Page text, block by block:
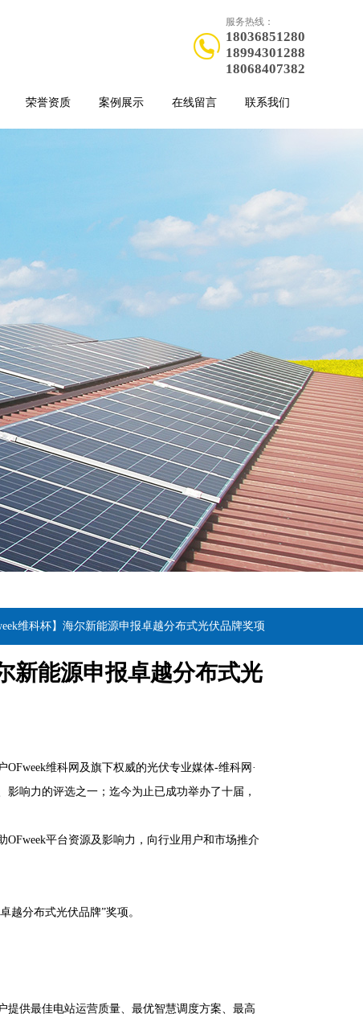
服务热线：
18036851280
18994301288
18068407382
荣誉资质 案例展示 在线留言 联系我们
维科杯】海尔新能源申报卓越分布式光伏品牌奖项
新能源申报卓越分布式光
维科网及旗下权威的光伏专业媒体-维科网·
响力的评选之一；迄今为止已成功举办了十届，
平台资源及影响力，向行业用户和市场推介
越分布式光伏品牌”奖项。
供最佳电站运营质量、最优智慧调度方案、最高